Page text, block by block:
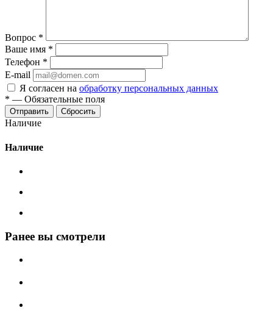
Вопрос *
Ваше имя *
Телефон *
E-mail
Я согласен на обработку персональных данных
* — Обязательные поля
Сбросить
Наличие
Наличие
Ранее вы смотрели